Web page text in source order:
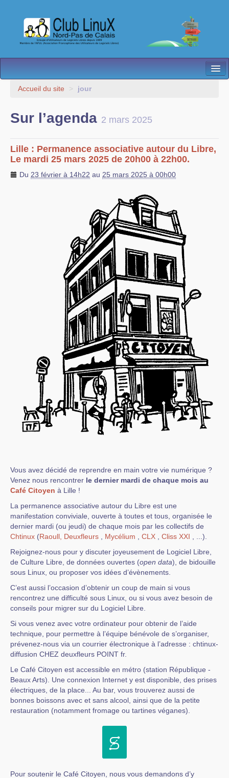
L’Association
Besoin d’Aide ?
Contact
Accueil du site > jour
Sur l’agenda 2 mars 2025
Lille : Permanence associative autour du Libre,
Le mardi 25 mars 2025 de 20h00 à 22h00.
Du 23 février à 14h22 au 25 mars 2025 à 00h00
Vous avez décidé de reprendre en main votre vie numérique ?
Venez nous rencontrer le dernier mardi de chaque mois au
Café Citoyen à Lille !
La permanence associative autour du Libre est une
manifestation conviviale, ouverte à toutes et tous, organisée le
dernier mardi (ou jeudi) de chaque mois par les collectifs de
Chtinux (Raoull, Deuxfleurs Mycélium CLX Cliss XXI , ...).
Rejoignez-nous pour y discuter joyeusement de Logiciel Libre,
de Culture Libre, de données ouvertes (open data), de bidouille
sous Linux, ou proposer vos idées d’évènements.
C’est aussi l’occasion d’obtenir un coup de main si vous
rencontrez une difficulté sous Linux, ou si vous avez besoin de
conseils pour migrer sur du Logiciel Libre.
Si vous venez avec votre ordinateur pour obtenir de l’aide
technique, pour permettre à l’équipe bénévole de s’organiser,
prévenez-nous via un courrier électronique à l’adresse : chtinux-
diffusion CHEZ deuxfleurs POINT fr.
Le Café Citoyen est accessible en métro (station République -
Beaux Arts). Une connexion Internet y est disponible, des prises
électriques, de la place... Au bar, vous trouverez aussi de
bonnes boissons avec et sans alcool, ainsi que de la petite
restauration (notamment fromage ou tartines véganes).
Pour soutenir le Café Citoyen, nous vous demandons d’y